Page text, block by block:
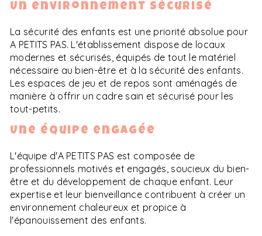
Un environnement sécurisé
La sécurité des enfants est une priorité absolue pour
A PETITS PAS. L'établissement dispose de locaux
modernes et sécurisés, équipés de tout le matériel
nécessaire au bien-être et à la sécurité des enfants.
Les espaces de jeu et de repos sont aménagés de
manière à offrir un cadre sain et sécurisé pour les
tout-petits.
Une équipe engagée
L'équipe d'A PETITS PAS est composée de
professionnels motivés et engagés, soucieux du bien-
être et du développement de chaque enfant. Leur
expertise et leur bienveillance contribuent à créer un
environnement chaleureux et propice à
l'épanouissement des enfants.